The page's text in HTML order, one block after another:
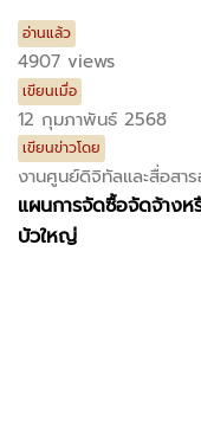
อ่านแล้ว
4907 views
เขียนเมื่อ
12 กุมภาพันธ์ 2568
เขียนข่าวโดย
งานศูนย์ดิจิทัลและสื่อสา
แผนการจัดซื้อจัดจ้าง
บัวใหญ่